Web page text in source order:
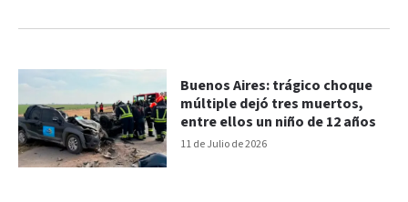
11 de Julio de 2026
Buenos Aires: trágico choque
múltiple dejó tres muertos,
entre ellos un niño de 12 años